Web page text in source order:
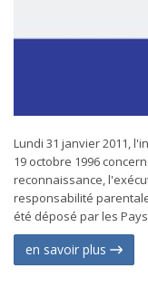
Lundi 31 janvier 2011,
19 octobre 1996
reconnaissance,
responsabilité
été déposé par les
en savoir plus